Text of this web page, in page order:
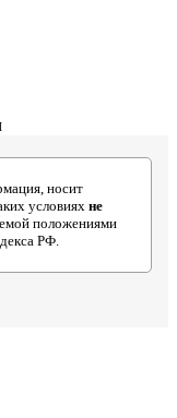
носит
условиях не
положениями
РФ.